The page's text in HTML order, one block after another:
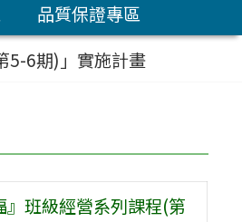
品質保證專區
5-6期)」實施計畫
班級經營系列課程(第